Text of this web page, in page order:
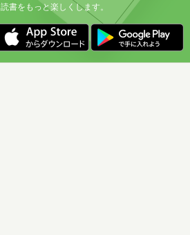
読書をもっと楽しくします。